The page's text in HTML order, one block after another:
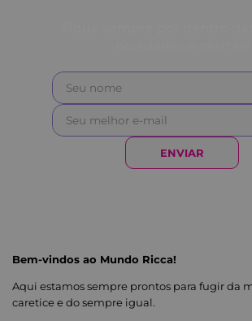
ENVIAR
Bem-vindos ao Mundo Ricca!
Aqui estamos sempre prontos para fugir da
caretice e do sempre igual.